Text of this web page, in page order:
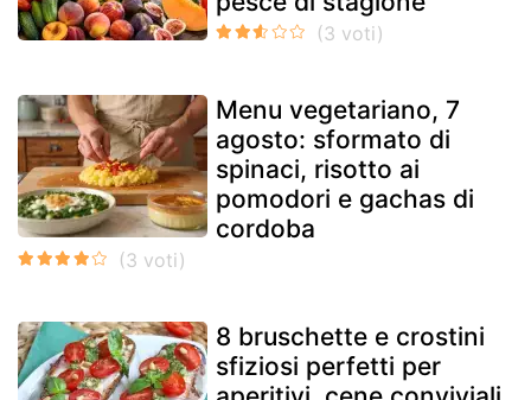
Menu vegetariano, 7
agosto: sformato di
spinaci, risotto ai
pomodori e gachas di
cordoba
8 bruschette e crostini
sfiziosi perfetti per